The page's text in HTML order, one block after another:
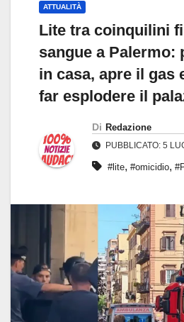
ATTUALITÀ
Lite tra coinquilini
sangue a Palermo:
in casa, apre il gas
far esplodere il
Di Redazione
PUBBLICATO: 5
#lite, #omicidio,